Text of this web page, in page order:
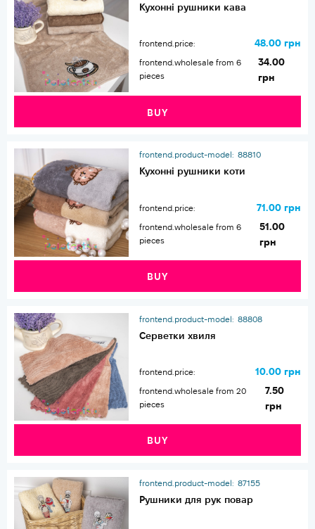
Кухонні рушники кава
frontend.price: 48.00 грн
frontend.wholesale from 6
pieces
34.00
грн
BUY
frontend.product-model: 88810
Кухонні рушники коти
frontend.price: 71.00 грн
frontend.wholesale from 6
pieces
51.00
грн
BUY
frontend.product-model: 88808
Серветки хвиля
frontend.price: 10.00 грн
frontend.wholesale from 20
pieces
7.50
грн
BUY
frontend.product-model: 87155
Рушники для рук повар